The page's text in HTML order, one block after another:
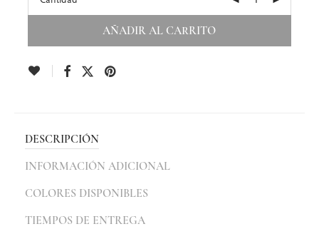
AÑADIR AL CARRITO
DESCRIPCIÓN
INFORMACIÓN ADICIONAL
COLORES DISPONIBLES
TIEMPOS DE ENTREGA